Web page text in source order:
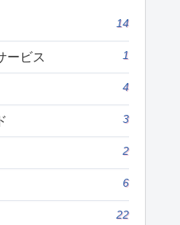
14
ービス 1
4
3
2
6
22